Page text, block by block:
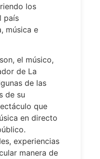
los
país
música e
el músico,
de La
de las
de su
que
en directo
experiencias
manera de